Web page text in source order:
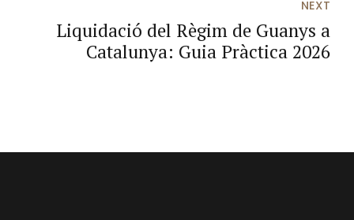
NEXT
Liquidació del Règim de Guanys a
Catalunya: Guia Pràctica 2026